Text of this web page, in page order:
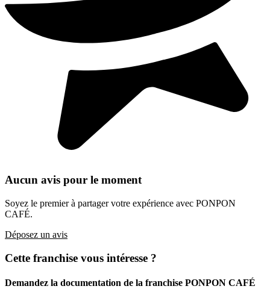
Aucun avis pour le moment
Soyez le premier à partager votre expérience avec PONPON
CAFÉ.
Déposez un avis
Cette franchise vous intéresse ?
Demandez la documentation de la franchise PONPON CAFÉ